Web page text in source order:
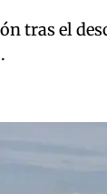
tras el